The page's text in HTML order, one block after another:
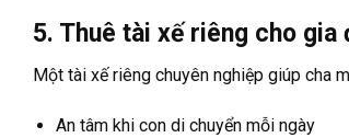
5. Thuê tài xế riêng cho
Một tài xế riêng chuyên nghiệp giúp cha
An tâm khi con di chuyển mỗi ngày